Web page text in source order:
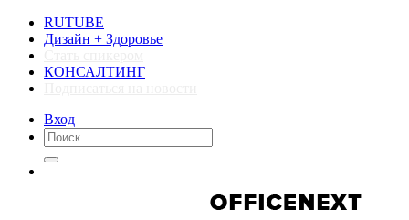
RUTUBE
Дизайн + Здоровье
КОНСАЛТИНГ
Вход